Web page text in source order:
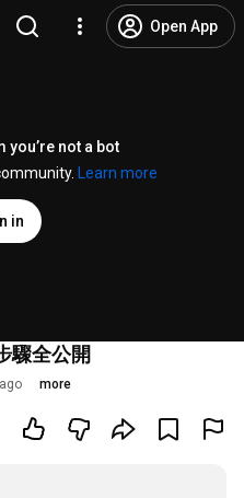
Open App
you’re not a bot
Learn more
in
驟全公開
more